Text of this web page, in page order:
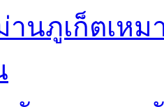
านภูเก็ตเห